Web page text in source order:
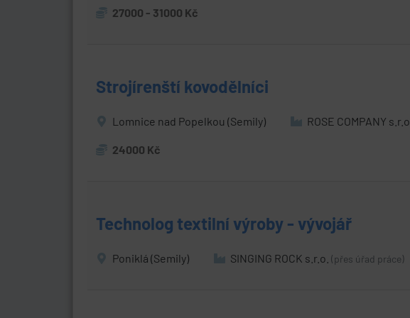
27000 - 31000 Kč
Strojírenští kovodělníci
Lomnice nad Popelkou (Semily) ROSE COMPANY s.r.o.
24000 Kč
Technolog textilní výroby - vývojář
Poniklá (Semily) SINGING ROCK s.r.o. (přes úřad práce)